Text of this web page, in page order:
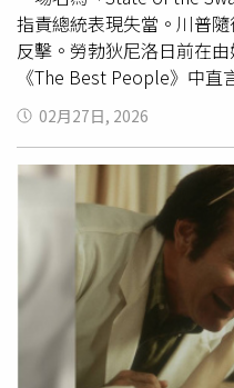
指責總統表現失當。川普
反擊。勞勃狄尼洛日前在
《The Best People》中直
並表示「我們必須讓他下
Maga旗幟的行為，強調「
狄尼洛於華府參與「State
視為對川普國情咨文演說的
形容總統「失敗、慌亂且
到失望。對此，川普在
主黨籍眾議員伊爾汗歐瑪
狄尼洛。他形容對方「精神
其「智商極低」，甚至指
還嘲諷勞勃狄尼洛在活動
崩潰」。事實上，狄尼洛
02月27日, 2026